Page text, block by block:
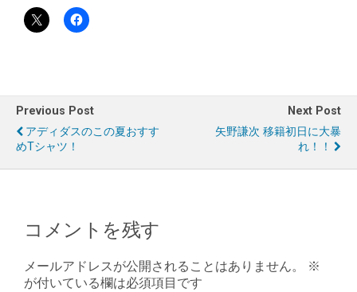
Previous Post
アディダスのこの夏おすす
めTシャツ！
Next Post
矢野謙次 移籍初日に大暴
れ！！
コメントを残す
メールアドレスが公開されることはありません。
※
が付いている欄は必須項目です